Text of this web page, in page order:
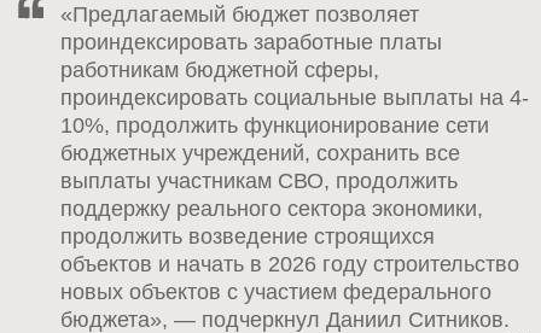
«Предлагаемый бюджет позволяет
проиндексировать заработные платы
работникам бюджетной сферы,
проиндексировать социальные выплаты на 4-
10%, продолжить функционирование сети
бюджетных учреждений, сохранить все
выплаты участникам СВО, продолжить
поддержку реального сектора экономики,
продолжить возведение строящихся
объектов и начать в 2026 году строительство
новых объектов с участием федерального
бюджета», — подчеркнул Даниил Ситников.